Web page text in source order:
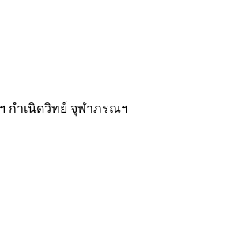
กำเนิดวิทย์ จุฬาภรณฯ